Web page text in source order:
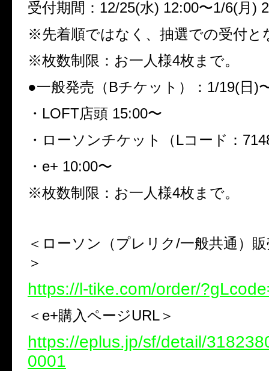
受付期間：12/25(水) 12:00〜1/6(月)
※先着順ではなく、抽選での受付と
※枚数制限：お一人様4枚まで。
●一般発売（Bチケット）：1/19(日)
・LOFT店頭 15:00〜
・ローソンチケット（Lコード：
・e+ 10:00〜
※枚数制限：お一人様4枚まで。
＜ローソン（プレリク/一般共通）
＞
https://l-tike.com/order/
＜e+購入ページURL＞
https://eplus.jp/sf/detail/
0001